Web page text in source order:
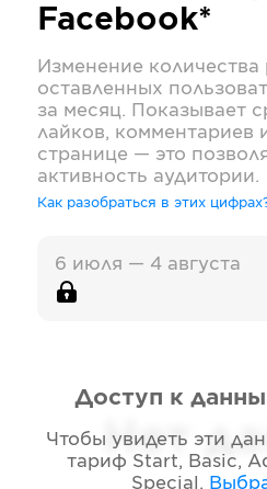
Facebook*
Изменение количества
оставленных
за месяц. Показывает
лайков, комментариев
странице — это
активность аудитории.
Как разобраться в этих
6 июля — 4 августа
Нет
Доступ к
Чтобы увидеть эти
тариф Start, Basic,
Special .